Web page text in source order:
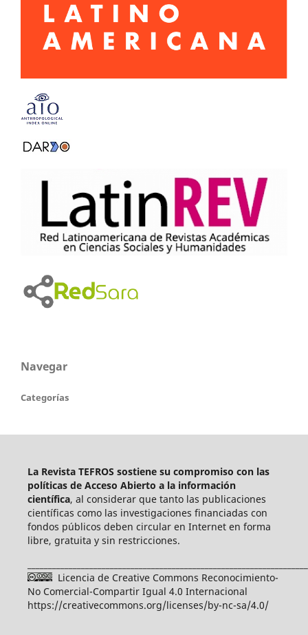
Navegar
Categorías
La Revista TEFROS sostiene su compromiso con las
políticas de Acceso Abierto a la información
científica, al considerar que tanto las publicaciones
científicas como las investigaciones financiadas con
fondos públicos deben circular en Internet en forma
libre, gratuita y sin restricciones.
Licencia de Creative Commons Reconocimiento-
No Comercial-Compartir Igual 4.0 Internacional
https://creativecommons.org/licenses/by-nc-sa/4.0/